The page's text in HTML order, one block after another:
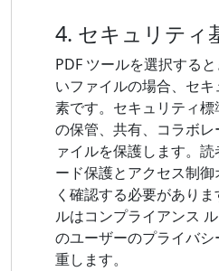
4. セキュリティ
PDF ツールを選択する
いファイルの場合、セ
素です。セキュリティ
の保管、共有、コラボ
ァイルを保護します。
ード保護とアクセス制
く確認する必要があり
ルはコンプライアンス
のユーザーのプライバ
重します。